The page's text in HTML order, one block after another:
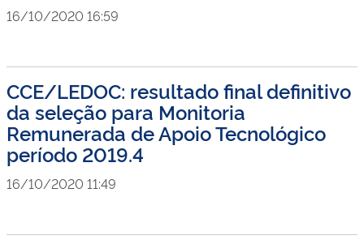
16/10/2020 16:59
CCE/LEDOC: resultado final definitivo
da seleção para Monitoria
Remunerada de Apoio Tecnológico
período 2019.4
16/10/2020 11:49